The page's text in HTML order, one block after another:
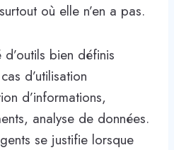
où elle n’en a pas.
bien définis
d’utilisation
d’informations,
analyse de données.
se justifie lorsque